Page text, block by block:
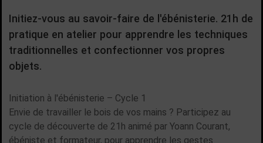
Initiez-vous au savoir-faire de l'ébénisterie. 21h de
pratique en atelier pour apprendre les techniques
traditionnelles et confectionner vos propres
objets.
Initiation à l'ébénisterie – Cycle 1
Envie de travailler le bois de vos mains ? Participez au
cycle de découverte de 21h animé par Yoann Courant,
ébéniste et formateur, pour apprendre les gestes